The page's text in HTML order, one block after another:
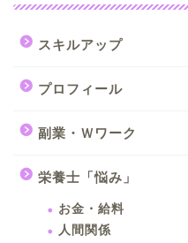
スキルアップ
プロフィール
副業・Ｗワーク
栄養士「悩み」
お金・給料
人間関係